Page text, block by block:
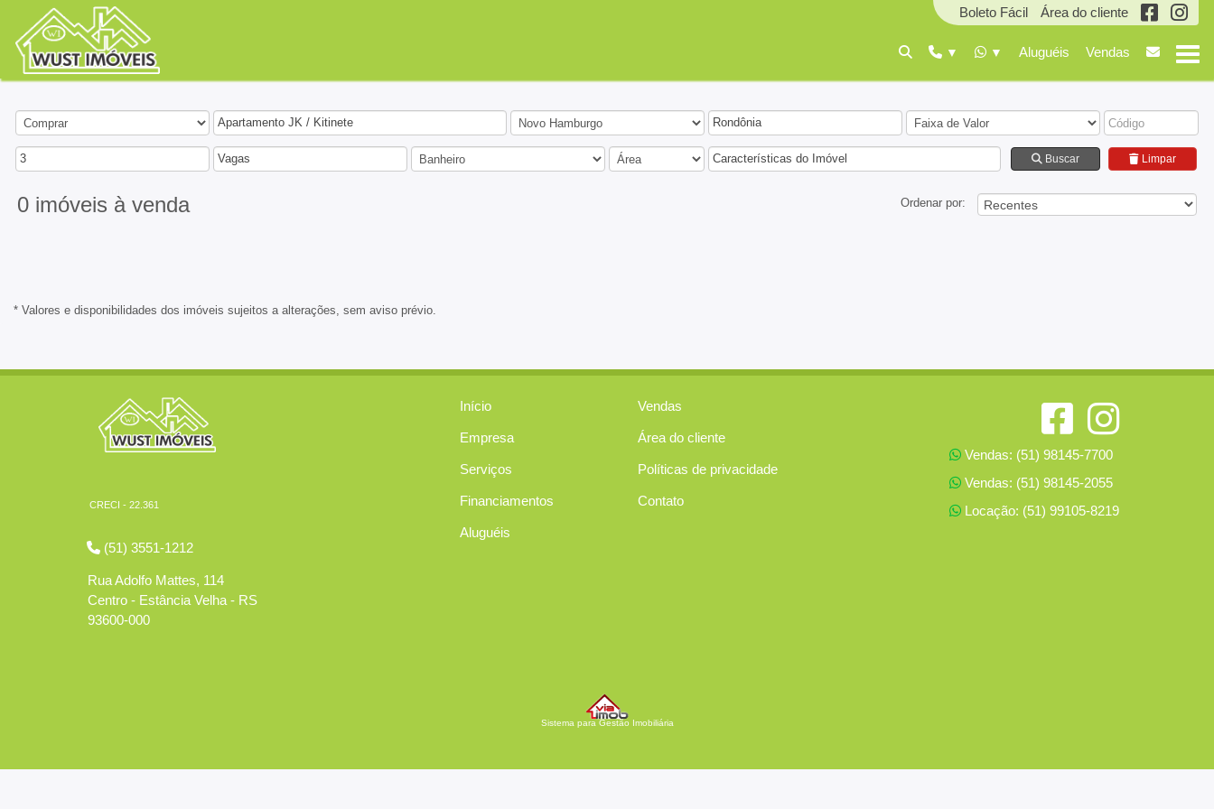
Boleto Fácil Área do cliente
Aluguéis Vendas
Apartamento JK / Kitinete Rondônia
3 Vagas Características do Imóvel Buscar Limpar
0 imóveis à venda Ordenar por:
* Valores e disponibilidades dos imóveis sujeitos a alterações, sem aviso prévio.
CRECI - 22.361
(51) 3551-1212
Rua Adolfo Mattes, 114
Centro - Estância Velha - RS
93600-000
Início
Empresa
Serviços
Financiamentos
Aluguéis
Vendas
Área do cliente
Políticas de privacidade
Contato
Vendas: (51) 98145-7700
Vendas: (51) 98145-2055
Locação: (51) 99105-8219
Sistema para Gestão Imobiliária